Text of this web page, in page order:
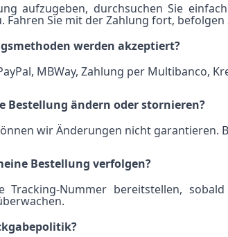
aufzugeben, durchsuchen Sie
Fahren Sie mit der Zahlung fort,
werden akzeptiert?
MBWay, Zahlung per Multibanco,
Bestellung ändern oder stornieren?
wir Änderungen nicht
Bestellung verfolgen?
Tracking-Nummer bereitstellen,